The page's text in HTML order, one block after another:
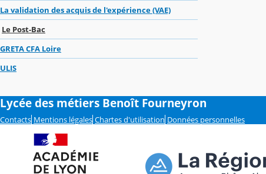
La validation des acquis de l'expérience (VAE)
Le Post-Bac
GRETA CFA Loire
ULIS
Lycée des métiers Benoît Fourneyron
Contacts Mentions légales Chartes d'utilisation Données personnelles